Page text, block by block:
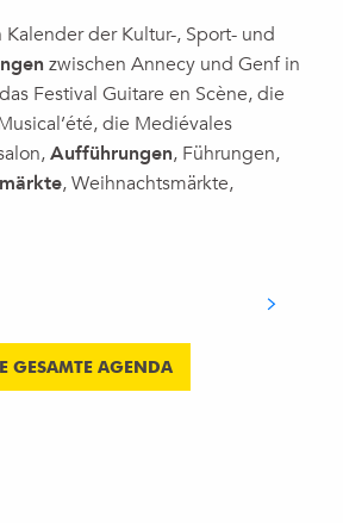
der Kultur-, Sport- und
zwischen Annecy und Genf in
Festival Guitare en Scène, die
die Mediévales
Aufführungen, Führungen,
, Weihnachtsmärkte,
SCÈNE: DAS
ROCKFESTIVAL IM
GESAMTE AGENDA